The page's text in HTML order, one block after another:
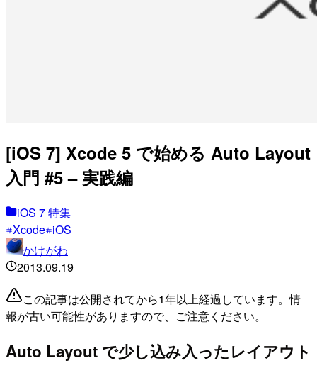
[iOS 7] Xcode 5 で始める Auto Layout
入門 #5 – 実践編
iOS 7 特集
Xcode iOS
かけがわ
2013.09.19
この記事は公開されてから1年以上経過しています。情
報が古い可能性がありますので、ご注意ください。
Auto Layout で少し込み入ったレイアウト